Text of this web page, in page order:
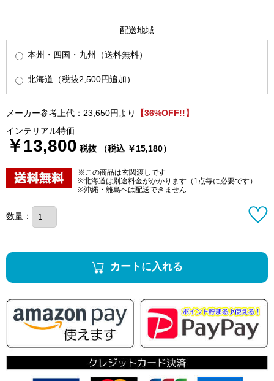
配送地域
本州・四国・九州（送料無料）
北海道（税抜2,500円追加）
メーカー参考上代：23,650円より
【36%OFF!!】
インテリアル特価
￥13,800 税抜 （税込 ￥15,180）
※この商品は玄関渡しです
※北海道は別途料金がかかります（1点毎に必要です）
※沖縄・離島へは配送できません
数量：
カートに入れる